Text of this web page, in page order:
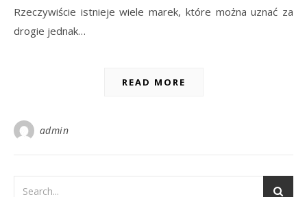
Rzeczywiście istnieje wiele marek, które można uznać za
drogie jednak…
READ MORE
admin